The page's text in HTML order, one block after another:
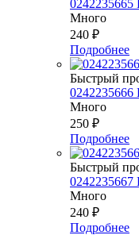
0242235665
Много
240 ₽
Подробнее
Быстрый
0242235666
Много
250 ₽
Подробнее
Быстрый
0242235667
Много
240 ₽
Подробнее